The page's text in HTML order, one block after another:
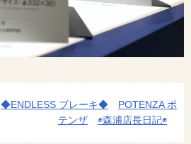
◆ENDLESS ブレーキ◆
POTENZA ポ
テンザ
◉森浦店長日記◉